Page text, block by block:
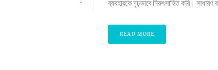
ব্যবহারকে দৃঢ়ভাবে নিরুৎসাহিত করি। সাধারণ
READ MORE